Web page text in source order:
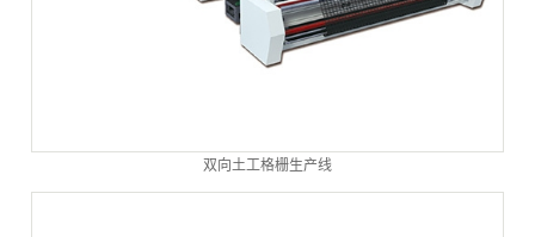
双向土工格栅生产线